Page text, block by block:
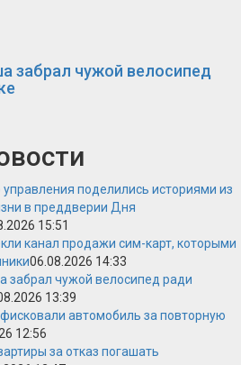
забрал чужой велосипед
управления поделились историями из
в преддверии Дня
15:51
канал продажи сим-карт, которыми
06.08.2026 14:33
забрал чужой велосипед ради
13:39
автомобиль за повторную
12:56
за отказ погашать